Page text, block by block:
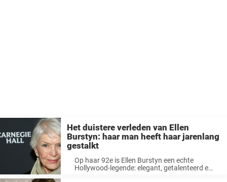
Het duistere verleden van Ellen
Burstyn: haar man heeft haar jarenlang
gestalkt
Op haar 92e is Ellen Burstyn een echte
Hollywood-legende: elegant, getalenteerd en